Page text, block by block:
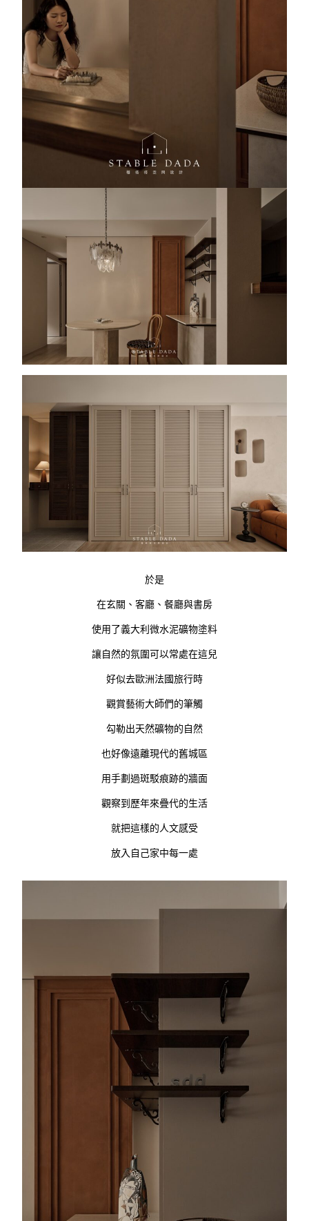
於是
在玄關、客廳、餐廳與書房
使用了義大利微水泥礦物塗料
讓自然的氛圍可以常處在這兒
好似去歐洲法國旅行時
觀賞藝術大師們的筆觸
勾勒出天然礦物的自然
也好像遠離現代的舊城區
用手劃過斑駁痕跡的牆面
觀察到歷年來疊代的生活
就把這樣的人文感受
放入自己家中每一處